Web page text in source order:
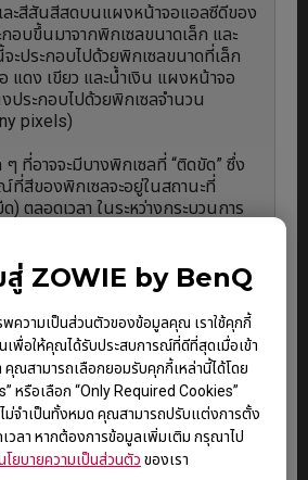
สู่ ZOWIE by BenQ
พความเป็นส่วนตัวของข้อมูลคุณ เราใช้คุกกี้
เพื่อให้คุณได้รับประสบการณ์ที่ดีที่สุดเมื่อเข้า
คุณสามารถเลือกยอมรับคุกกี้เหล่านี้ได้โดย
หรือเลือก “Only Required Cookies”
ม่จำเป็นทั้งหมด คุณสามารถปรับแต่งการตั้ง
ลา หากต้องการข้อมูลเพิ่มเติม กรุณาไป
โยบายความเป็นส่วนตัว ของเรา
ละสีสันสีสดบนแผงหน้าจอแอลซีดีของ
อบขึ้นมาจากพิกเซลขนาดเล็ก และ
ะประกอบไปด้วยพิกเซลขนาดที่เล็ก
แดง เขียว และน้ำเงิน แผงหน้าจอ
ประกอบไปด้วยพิกเซลจำนวน
pixels)
ที่อาจจะมีบางพิกเซลที่ “ติดขัด” ซึ่ง
ที่สีของพิกเซลจะอยู่ในสถานะที่
) ตลอดเวลา ในระหว่างกระบวนการ
และไม่ส่งผลกระทบต่อประสิทธิภาพ
สดงผลของ BenQ
กรุณาอ่านเอกสารนโยบาย Dead
หากแผงหน้าจอใดได้รับการตรวจ
กเซล (จุด) ที่มีปัญหาเกินกว่าที่กำหนด
ระกันสินค้า แผงหน้าจอนั้นจะถือว่ามี
ารถนำมาเคลมภายใต้การรับประกัน